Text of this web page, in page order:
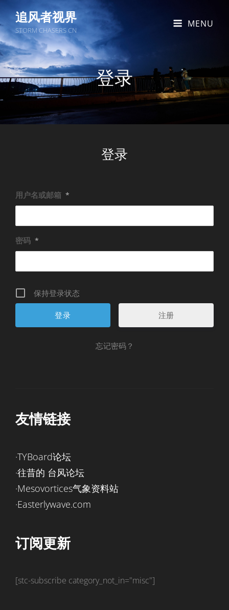
追风者视界
STORM CHASERS CN
MENU
登录
登录
用户名或邮箱 *
密码 *
保持登录状态
注册
忘记密码？
友情链接
·TYBoard论坛
·往昔的 台风论坛
·Mesovortices气象资料站
·Easterlywave.com
订阅更新
[stc-subscribe category_not_in="misc"]